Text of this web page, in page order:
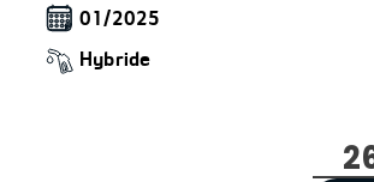
01/2025
Hybride